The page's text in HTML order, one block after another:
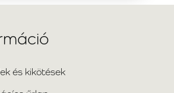
és kikötések